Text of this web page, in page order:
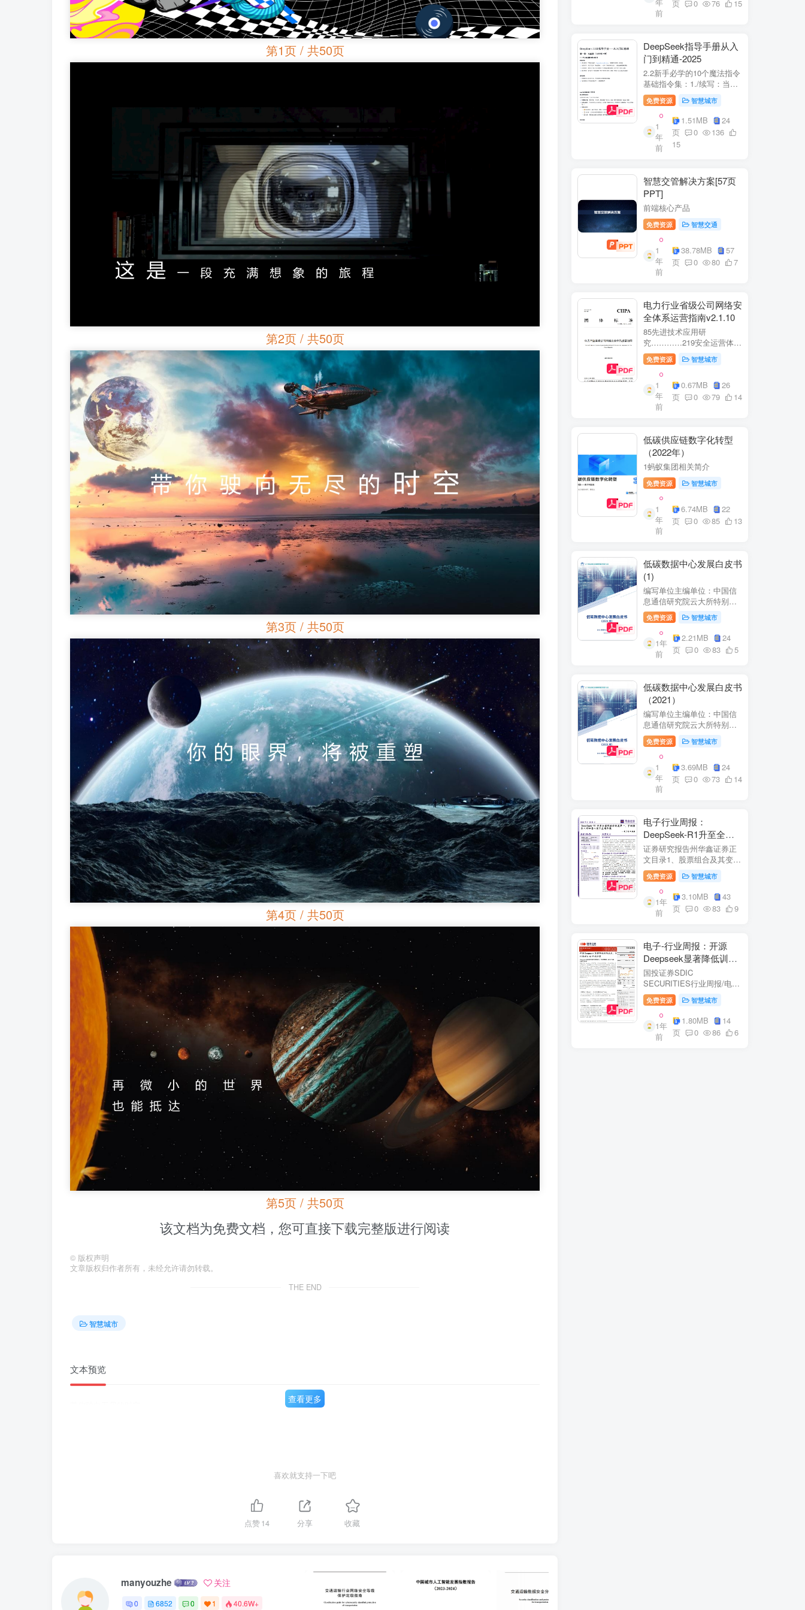
第1页 / 共50页
第2页 / 共50页
第3页 / 共50页
第4页 / 共50页
第5页 / 共50页
该文档为免费文档，您可直接下载完整版进行阅读
© 版权声明
文章版权归作者所有，未经允许请勿转载。
THE END
智慧城市
文本预览
查看更多
喜欢就支持一下吧
点赞14 分享 收藏
manyouzhe 关注
0 6852 0 1 40.6W+
+医疗企业案例分析5中国互
联网+医疗...
年
前
页 0 76 15
DeepSeek指导手册从入
门到精通-2025
2.2新手必学的10个魔法指令
基础指令集：1./续写：当回
答中断时自动继续生成2./简
化：将复杂内容转换成大白
话3./示例：要求展示实际案
例（特别是写代码时）4./步
骤：让AI分步骤指导操作流
程5./检...
免费资源 智慧城市
1
年
前
1.51MB
24
页
0
136
15
智慧交管解决方案[57页
PPT]
前端核心产品
免费资源 智慧交通
1
年
前
38.78MB
57
页
0 80 7
电力行业省级公司网络安
全体系运营指南v2.1.10
85先进技术应用研
究…………219安全运营体
系……2291网络安全运
营..2292业务安全运
营.......249.3网络与业务安全
联动.·26
免费资源 智慧城市
1
年
前
0.67MB
26
页
0 79 14
低碳供应链数字化转型
（2022年）
1蚂蚁集团相关简介
免费资源 智慧城市
1
年
前
6.74MB
22
页
0 85 13
低碳数据中心发展白皮书
(1)
编写单位主编单位：中国信
息通信研究院云大所特别鸣
谢：百度、阿里巴巴、腾
讯、中金数据、秦淮数据、
万国数据、河北省凤凰谷零
碳发展研究院、绿色和平等
单位的大力支持。
免费资源 智慧城市
1年
前
2.21MB
24
页
0 83 5
低碳数据中心发展白皮书
（2021）
编写单位主编单位：中国信
息通信研究院云大所特别鸣
谢：百度、阿里巴巴、腾
讯、中金数据、秦准数据、
万国数据、河北省凤凰谷零
碳发展研究院、绿色和平等
单位的大力支持。
免费资源 智慧城市
1
年
前
3.69MB
24
页
0 73 14
电子行业周报：
DeepSeek-R1升至全球
风格控制类第一，宇树推
出人形机器人首个应用方
案
证券研究报告州华鑫证券正
文目录1、股票组合及其变
化.51.1、本周重点推荐及推
荐组...51.2、海外龙头一
览。62、周度行情分析及展
望.…82.1、周涨幅排行…
2.2、行业重点公司估值水平
免费资源 智慧城市
1年
前
3.10MB
43
页
0 83 9
电子-行业周报：开源
Deepseek显著降低训练
成本，关注推理与AI终端
进展
国投证券SDIC
SECURITIES行业周报/电于
目内容目录1.本周新闻一
览.42.行业数据跟踪.…62.1.
半导体：半导体行业：两大
收购事件来袭...62.2.SiC:8家
碳化硅相关企业完成融
免费资源 智慧城市
1年
前
1.80MB
14
页
0 86 6